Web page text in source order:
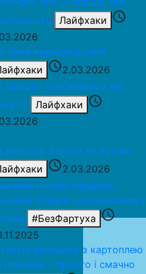
Лайфхаки access_time
соки корисні дітям?
access_time2.03.2026
швидко позбавитися від
Лайфхаки access_time
вибрати фартух на кухню
access_time2.03.2026
пісний сніданок:
оладки на кокосовому
#БезФартуха access_time
вареники з картоплею
грибами – просто і смачно